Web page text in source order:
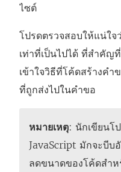
ไซต์
โปรดตรวจสอบให้แน่ใ
เท่าที่เป็นไปได้ ที่สำคัญ
เข้าใจวิธีที่โค้ดสร้างค
ที่ถูกส่งไปในคำขอ
หมายเหตุ: นักเขียนโ
JavaScript มักจะบีบ
ลดขนาดของโค้ดสำ